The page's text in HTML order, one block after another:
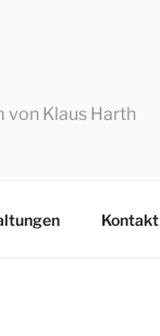
von Klaus Harth
Kontakt